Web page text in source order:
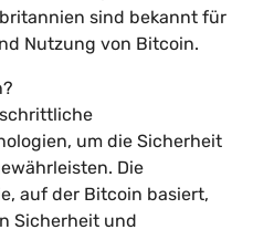
sind bekannt für
Nutzung von Bitcoin.
um die Sicherheit
Die
auf der Bitcoin basiert,
Sicherheit und